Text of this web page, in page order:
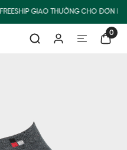
FREESHIP GIAO THƯỜNG CHO ĐƠN
0